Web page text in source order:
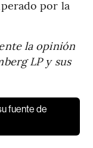
por la
la opinión
LP y sus
fuente de